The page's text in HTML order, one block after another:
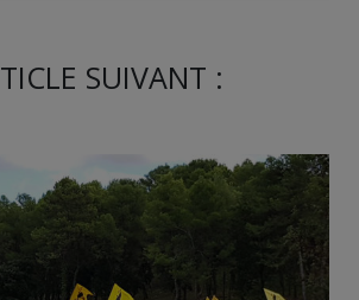
SUIVANT :